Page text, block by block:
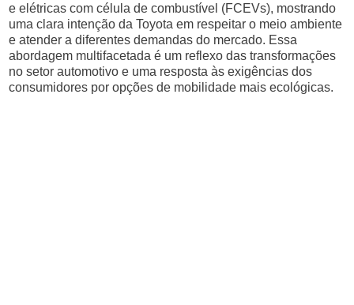
e elétricas com célula de combustível (FCEVs), mostrando
uma clara intenção da Toyota em respeitar o meio ambiente
e atender a diferentes demandas do mercado. Essa
abordagem multifacetada é um reflexo das transformações
no setor automotivo e uma resposta às exigências dos
consumidores por opções de mobilidade mais ecológicas.